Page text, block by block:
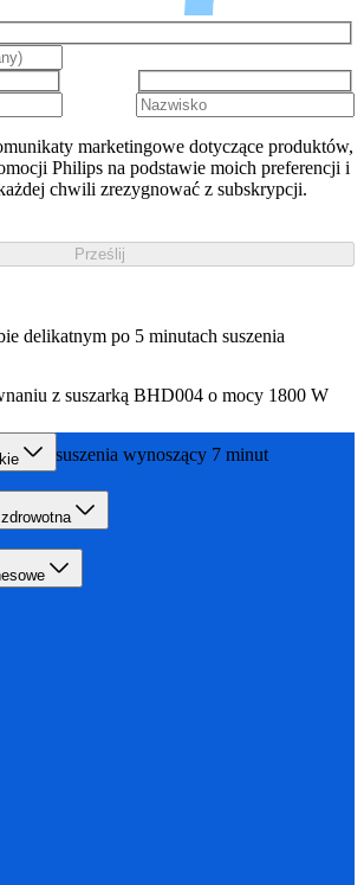
marketingowe dotyczące produktów,
Philips na podstawie moich preferencji i
chwili zrezygnować z subskrypcji.
Prześlij
delikatnym po 5 minutach suszenia
z suszarką BHD004 o mocy 1800 W
czas suszenia wynoszący 7 minut